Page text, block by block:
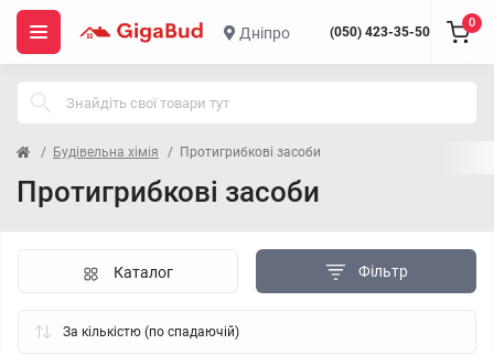
Дніпро (050) 423-35-50
0
Будівельна хімія Протигрибкові засоби
Протигрибкові засоби
Фільтр
Каталог